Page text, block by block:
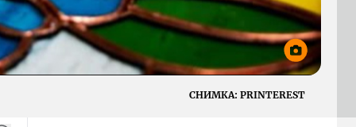
СНИМКА: PRINTEREST